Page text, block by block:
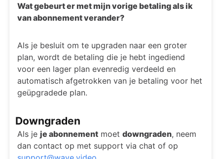
Wat gebeurt er met mijn vorige betaling als ik
van abonnement verander?
Als je besluit om te upgraden naar een groter
plan, wordt de betaling die je hebt ingediend
voor een lager plan evenredig verdeeld en
automatisch afgetrokken van je betaling voor het
geüpgradede plan.
Downgraden
Als je je abonnement moet downgraden, neem
dan contact op met support via chat of op